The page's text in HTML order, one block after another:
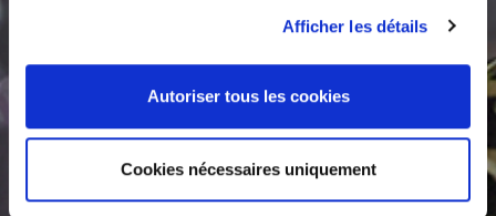
Afficher les détails
Autoriser tous les cookies
Cookies nécessaires uniquement